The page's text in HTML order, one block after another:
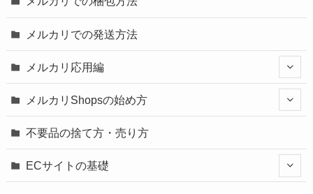
メルカリでの発送方法
メルカリ応用編
メルカリShopsの始め方
不要品の捨て方・売り方
ECサイトの基礎